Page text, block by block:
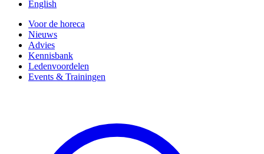
English
Voor de horeca
Nieuws
Advies
Kennisbank
Ledenvoordelen
Events & Trainingen